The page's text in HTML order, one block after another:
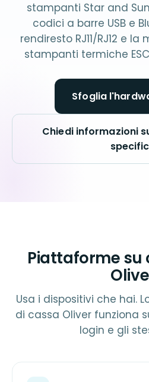
stampanti Star and
codici a barre USB e
rendiresto RJ11/RJ12 e
stampanti termiche
Sfoglia
Chiedi informazioni
Piattaforme su
Usa i dispositivi che hai.
di cassa Oliver funziona
login e gli